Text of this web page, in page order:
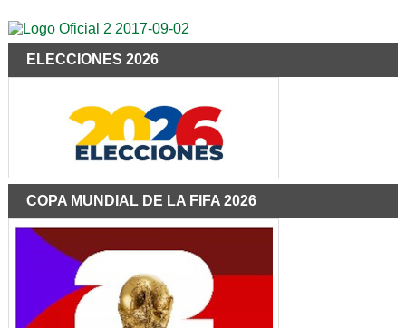
ELECCIONES 2026
COPA MUNDIAL DE LA FIFA 2026